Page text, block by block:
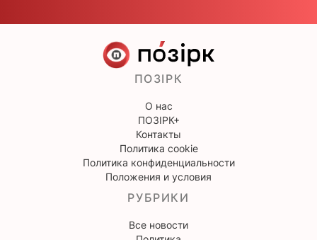
ПОЗІРК
О нас
ПОЗІРК+
Контакты
Политика cookie
Политика конфиденциальности
Положения и условия
РУБРИКИ
Все новости